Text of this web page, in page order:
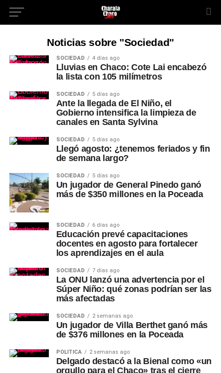
Noticias sobre "Sociedad"
SOCIEDAD 4 días ago
Lluvias en Chaco: Cote Lai encabezó
la lista con 105 milímetros
SOCIEDAD 5 días ago
Ante la llegada de El Niño, el
Gobierno intensifica la limpieza de
canales en Santa Sylvina
SOCIEDAD 5 días ago
Llegó agosto: ¿tenemos feriados y fin
de semana largo?
SOCIEDAD 5 días ago
Un jugador de General Pinedo ganó
más de $350 millones en la Poceada
SOCIEDAD 6 días ago
Educación prevé capacitaciones
docentes en agosto para fortalecer
los aprendizajes en el aula
SOCIEDAD 7 días ago
La ONU lanzó una advertencia por el
Súper Niño: qué zonas podrían ser las
más afectadas
SOCIEDAD 2 semanas ago
Un jugador de Villa Berthet ganó más
de $376 millones en la Poceada
POLÍTICA 2 semanas ago
Delgado destacó a la Bienal como «un
orgullo para el Chaco» tras el cierre